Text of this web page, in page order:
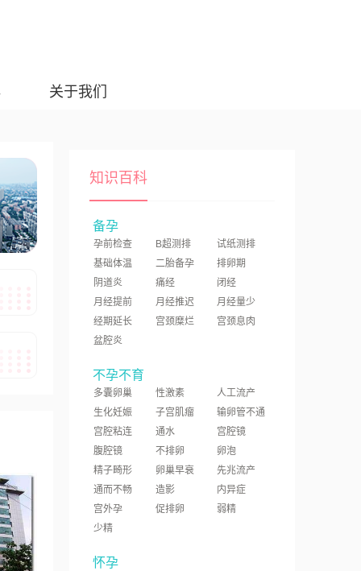
关于我们
知识百科
备孕
孕前检查 B超测排
试纸测排
基础体温
二胎备孕
排卵期
阴道炎
痛经
闭经
月经提前
月经推迟
月经量少
经期延长
宫颈糜烂
宫颈息肉
盆腔炎
不孕不育
多囊卵巢 性激素
人工流产
生化妊娠
子宫肌瘤
输卵管不通
宫腔粘连
通水
宫腔镜
腹腔镜
不排卵
卵泡
精子畸形
卵巢早衰
先兆流产
通而不畅
造影
内异症
宫外孕
促排卵
弱精
少精
怀孕